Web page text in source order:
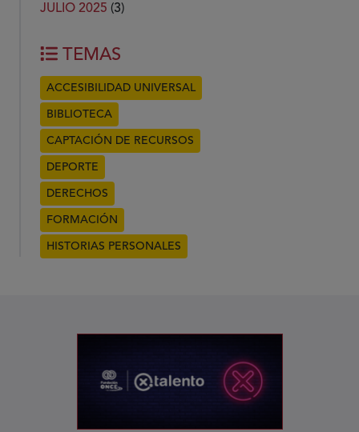
JULIO 2025 (3)
TEMAS
ACCESIBILIDAD UNIVERSAL
BIBLIOTECA
CAPTACIÓN DE RECURSOS
DEPORTE
DERECHOS
FORMACIÓN
HISTORIAS PERSONALES